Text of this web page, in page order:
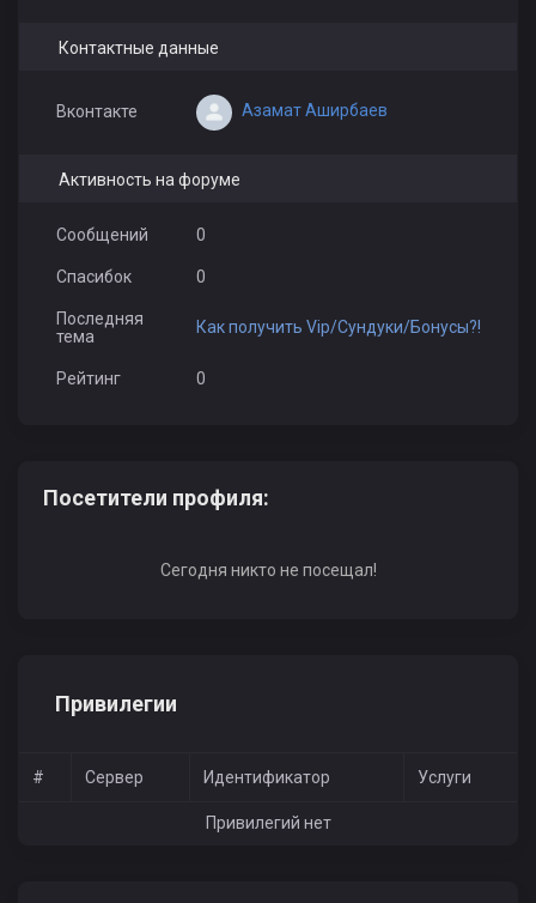
Контактные данные
Вконтакте Азамат Аширбаев
Активность на форуме
Сообщений 0
Спасибок 0
Последняя
тема
Как получить Vip/Сундуки/Бонусы?!
Рейтинг 0
Посетители профиля:
Сегодня никто не посещал!
Привилегии
# Сервер Идентификатор Услуги
Привилегий нет